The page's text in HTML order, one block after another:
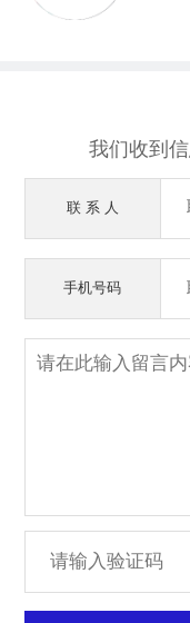
我们收到
联 系 人
手机号码